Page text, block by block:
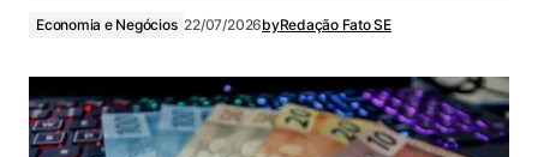
Economia e Negócios 22/07/2026byRedação Fato SE